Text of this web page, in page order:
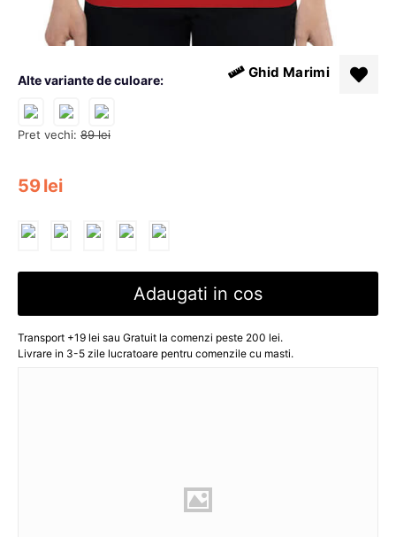
Pret vechi: 89 lei
59lei
Alte variante de culoare: Ghid Marimi
Adaugati in cos
Transport +19 lei sau Gratuit la comenzi peste 200 lei.
Livrare in 3-5 zile lucratoare pentru comenzile cu masti.